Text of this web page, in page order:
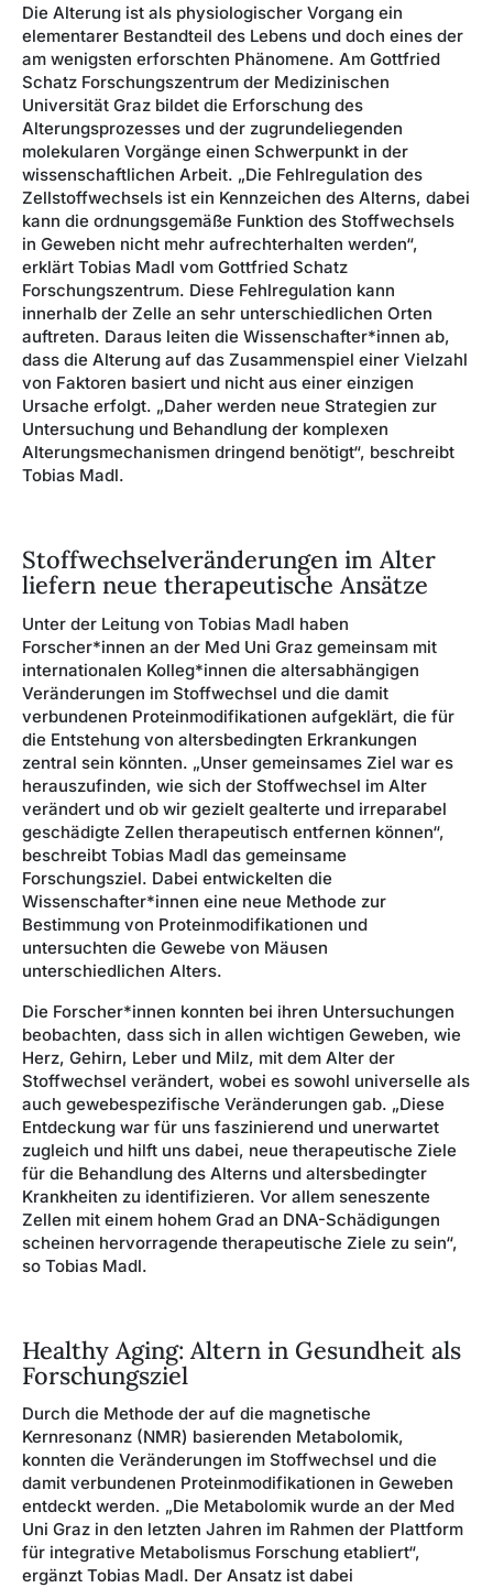
Die Alterung ist als physiologischer Vorgang ein
elementarer Bestandteil des Lebens und doch eines der
am wenigsten erforschten Phänomene. Am Gottfried
Schatz Forschungszentrum der Medizinischen
Universität Graz bildet die Erforschung des
Alterungsprozesses und der zugrundeliegenden
molekularen Vorgänge einen Schwerpunkt in der
wissenschaftlichen Arbeit. „Die Fehlregulation des
Zellstoffwechsels ist ein Kennzeichen des Alterns, dabei
kann die ordnungsgemäße Funktion des Stoffwechsels
in Geweben nicht mehr aufrechterhalten werden“,
erklärt Tobias Madl vom Gottfried Schatz
Forschungszentrum. Diese Fehlregulation kann
innerhalb der Zelle an sehr unterschiedlichen Orten
auftreten. Daraus leiten die Wissenschafter*innen ab,
dass die Alterung auf das Zusammenspiel einer Vielzahl
von Faktoren basiert und nicht aus einer einzigen
Ursache erfolgt. „Daher werden neue Strategien zur
Untersuchung und Behandlung der komplexen
Alterungsmechanismen dringend benötigt“, beschreibt
Tobias Madl.
Stoffwechselveränderungen im Alter
liefern neue therapeutische Ansätze
Unter der Leitung von Tobias Madl haben
Forscher*innen an der Med Uni Graz gemeinsam mit
internationalen Kolleg*innen die altersabhängigen
Veränderungen im Stoffwechsel und die damit
verbundenen Proteinmodifikationen aufgeklärt, die für
die Entstehung von altersbedingten Erkrankungen
zentral sein könnten. „Unser gemeinsames Ziel war es
herauszufinden, wie sich der Stoffwechsel im Alter
verändert und ob wir gezielt gealterte und irreparabel
geschädigte Zellen therapeutisch entfernen können“,
beschreibt Tobias Madl das gemeinsame
Forschungsziel. Dabei entwickelten die
Wissenschafter*innen eine neue Methode zur
Bestimmung von Proteinmodifikationen und
untersuchten die Gewebe von Mäusen
unterschiedlichen Alters.
Die Forscher*innen konnten bei ihren Untersuchungen
beobachten, dass sich in allen wichtigen Geweben, wie
Herz, Gehirn, Leber und Milz, mit dem Alter der
Stoffwechsel verändert, wobei es sowohl universelle als
auch gewebespezifische Veränderungen gab. „Diese
Entdeckung war für uns faszinierend und unerwartet
zugleich und hilft uns dabei, neue therapeutische Ziele
für die Behandlung des Alterns und altersbedingter
Krankheiten zu identifizieren. Vor allem seneszente
Zellen mit einem hohem Grad an DNA-Schädigungen
scheinen hervorragende therapeutische Ziele zu sein“,
so Tobias Madl.
Healthy Aging: Altern in Gesundheit als
Forschungsziel
Durch die Methode der auf die magnetische
Kernresonanz (NMR) basierenden Metabolomik,
konnten die Veränderungen im Stoffwechsel und die
damit verbundenen Proteinmodifikationen in Geweben
entdeckt werden. „Die Metabolomik wurde an der Med
Uni Graz in den letzten Jahren im Rahmen der Plattform
für integrative Metabolismus Forschung etabliert“,
ergänzt Tobias Madl. Der Ansatz ist dabei